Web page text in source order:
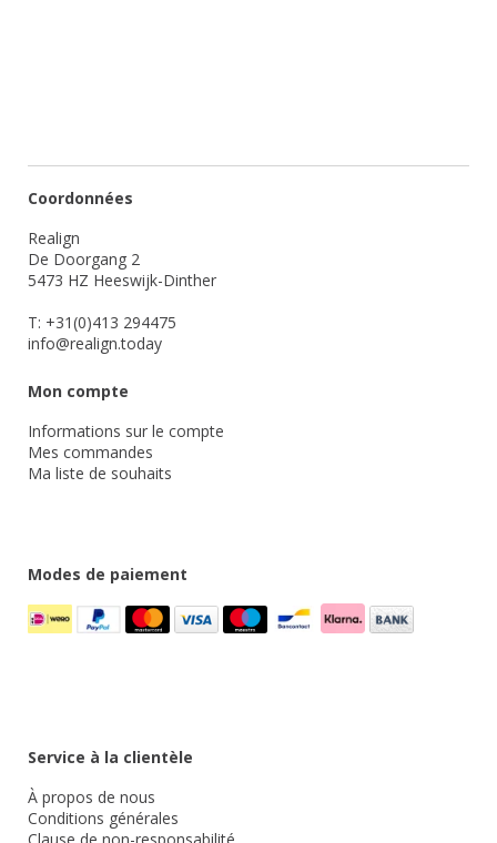
Coordonnées
Realign
De Doorgang 2
5473 HZ Heeswijk-Dinther
T: +31(0)413 294475
info@realign.today
Mon compte
Informations sur le compte
Mes commandes
Ma liste de souhaits
Modes de paiement
Service à la clientèle
À propos de nous
Conditions générales